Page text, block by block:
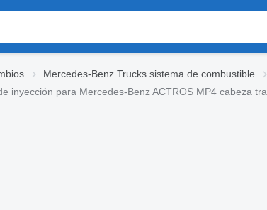
Mercedes-Benz Trucks sistema de combustible
inyección para Mercedes-Benz ACTROS MP4 cabeza